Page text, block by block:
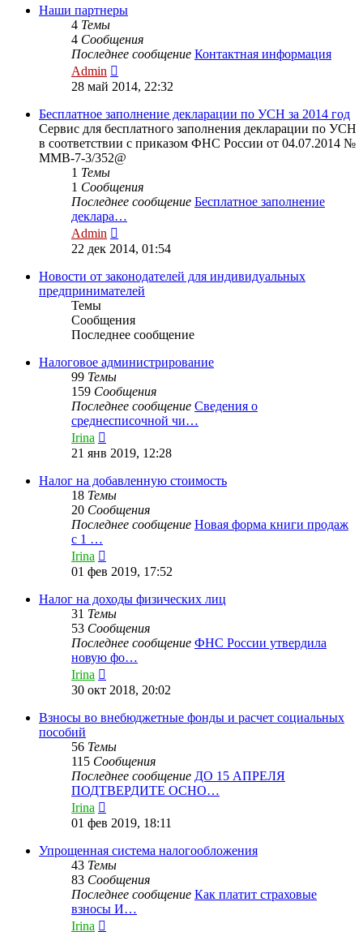
сообщению
Наши партнеры
4 Темы
4 Сообщения
Последнее сообщение Контактная информация
Admin
к
сообщению
28 май 2014, 22:32
Бесплатное заполнение декларации по УСН за 2014 год
Сервис для бесплатного заполнения декларации по УСН
в соответствии с приказом ФНС России от 04.07.2014 №
ММВ-7-3/352@
1 Темы
1 Сообщения
Последнее сообщение Бесплатное заполнение
деклара…
Admin
к
сообщению
22 дек 2014, 01:54
Новости от законодателей для индивидуальных
предпринимателей
Темы
Сообщения
Последнее сообщение
Налоговое администрирование
99 Темы
159 Сообщения
Последнее сообщение Сведения о
среднесписочной чи…
Irina
к
сообщению
21 янв 2019, 12:28
Налог на добавленную стоимость
18 Темы
20 Сообщения
Последнее сообщение Новая форма книги продаж
с 1 …
Irina
к
сообщению
01 фев 2019, 17:52
Налог на доходы физических лиц
31 Темы
53 Сообщения
Последнее сообщение ФНС России утвердила
новую фо…
Irina
к
сообщению
30 окт 2018, 20:02
Взносы во внебюджетные фонды и расчет социальных
пособий
56 Темы
115 Сообщения
Последнее сообщение ДО 15 АПРЕЛЯ
ПОДТВЕРДИТЕ ОСНО…
Irina
к
сообщению
01 фев 2019, 18:11
Упрощенная система налогообложения
43 Темы
83 Сообщения
Последнее сообщение Как платит страховые
взносы И…
Irina